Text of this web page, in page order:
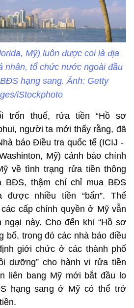
Mỹ) luôn được coi là địa
nhân, tổ chức nước ngoài đầu
hạng sang. Ảnh: Getty
iStockphoto
trốn thuế, rửa tiền “Hồ sơ
người ta mới thấy rằng, đã
báo Điều tra quốc tế (ICIJ -
Mỹ) cảnh báo chính
về tình trạng rửa tiền thông
BĐS, thậm chí chỉ mua BĐS
được nhiều tiền “bẩn”. Thế
cấp chính quyền ở Mỹ vẫn
này. Cho đến khi “Hồ sơ
bố, trong đó các nhà báo điều
giới chức ở các thành phố
dưỡng” cho hành vi rửa tiền
liên bang Mỹ mới bắt đầu lo
hạng sang ở Mỹ có thể trở